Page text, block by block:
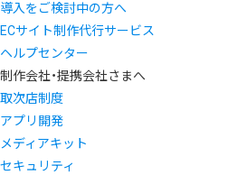
導入をご検討中の方へ
ECサイト制作代行サービス
ヘルプセンター
制作会社・提携会社さまへ
取次店制度
アプリ開発
メディアキット
セキュリティ